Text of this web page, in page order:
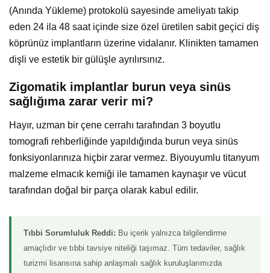
(Anında Yükleme) protokolü sayesinde ameliyatı takip
eden 24 ila 48 saat içinde size özel üretilen sabit geçici diş
köprünüz implantların üzerine vidalanır. Klinikten tamamen
dişli ve estetik bir gülüşle ayrılırsınız.
Zigomatik implantlar burun veya sinüs
sağlığıma zarar verir mi?
Hayır, uzman bir çene cerrahı tarafından 3 boyutlu
tomografi rehberliğinde yapıldığında burun veya sinüs
fonksiyonlarınıza hiçbir zarar vermez. Biyouyumlu titanyum
malzeme elmacık kemiği ile tamamen kaynaşır ve vücut
tarafından doğal bir parça olarak kabul edilir.
Tıbbi Sorumluluk Reddi: Bu içerik yalnızca bilgilendirme
amaçlıdır ve tıbbi tavsiye niteliği taşımaz. Tüm tedaviler, sağlık
turizmi lisansına sahip anlaşmalı sağlık kuruluşlarımızda